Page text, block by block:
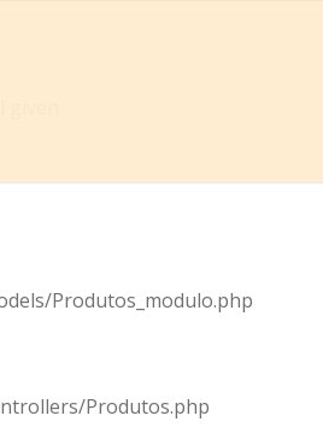
Produtos_modulo.php
Produtos.php